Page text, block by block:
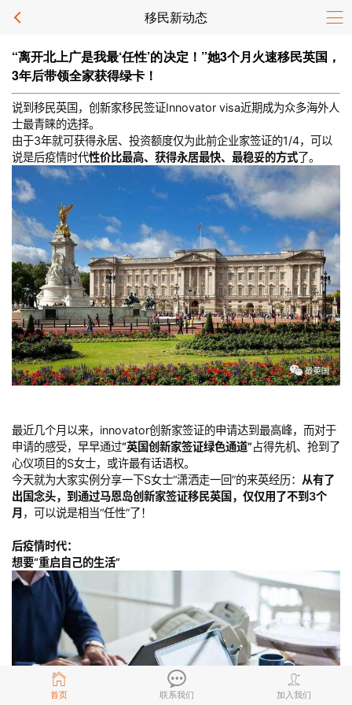
移民新动态
首页 联系我们 加入我们
“离开北上广是我最‘任性’的决定！”她3个月火速移民英国，
3年后带领全家获得绿卡！
说到移民英国，创新家移民签证Innovator visa近期成为众多海外人
士最青睐的选择。
由于3年就可获得永居、投资额度仅为此前企业家签证的1/4，可以
说是后疫情时代性价比最高、获得永居最快、最稳妥的方式了。
最近几个月以来，innovator创新家签证的申请达到最高峰，而对于
申请的感受，早早通过“英国创新家签证绿色通道”占得先机、抢到了
心仪项目的S女士，或许最有话语权。
今天就为大家实例分享一下S女士“潇洒走一回”的来英经历： 从有了
出国念头，到通过马恩岛创新家签证移民英国，仅仅用了不到3个
月 ，可以说是相当“任性”了！
后疫情时代：
想要“重启自己的生活”